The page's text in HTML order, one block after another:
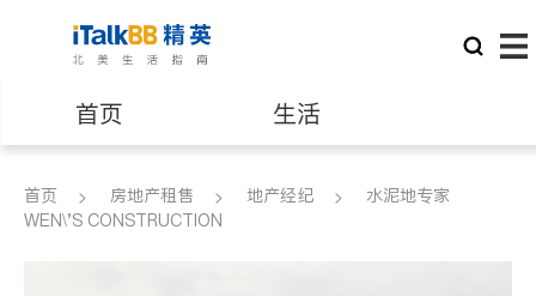
首页 生活
医生 律师
首页 房地产租售 地产经纪
水泥地专家
WEN\'S CONSTRUCTION